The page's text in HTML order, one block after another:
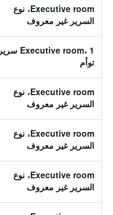
Executive room، نوع
السرير غير معروف
Executive room، 1 سرير
توأم
Executive room، نوع
السرير غير معروف
Executive room، نوع
السرير غير معروف
Executive room، نوع
السرير غير معروف